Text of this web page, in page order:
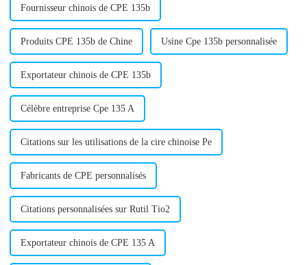
Fournisseur chinois de CPE 135b
Produits CPE 135b de Chine Usine Cpe 135b personnalisée
Exportateur chinois de CPE 135b
Célèbre entreprise Cpe 135 A
Citations sur les utilisations de la cire chinoise Pe
Fabricants de CPE personnalisés
Citations personnalisées sur Rutil Tio2
Exportateur chinois de CPE 135 A